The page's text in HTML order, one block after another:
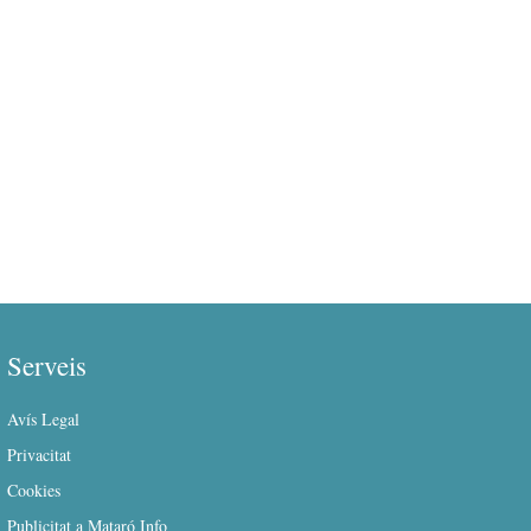
Serveis
Avís Legal
Privacitat
Cookies
Publicitat a Mataró Info